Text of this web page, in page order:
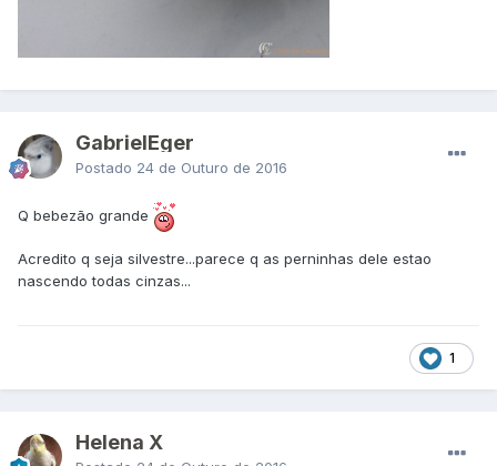
GabrielEger
Postado 24 de Outuro de 2016
Q bebezão grande
Acredito q seja silvestre...parece q as perninhas dele estao
nascendo todas cinzas...
1
Helena X